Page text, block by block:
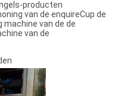
producten
van de enquireCup de
machine van de de
van de